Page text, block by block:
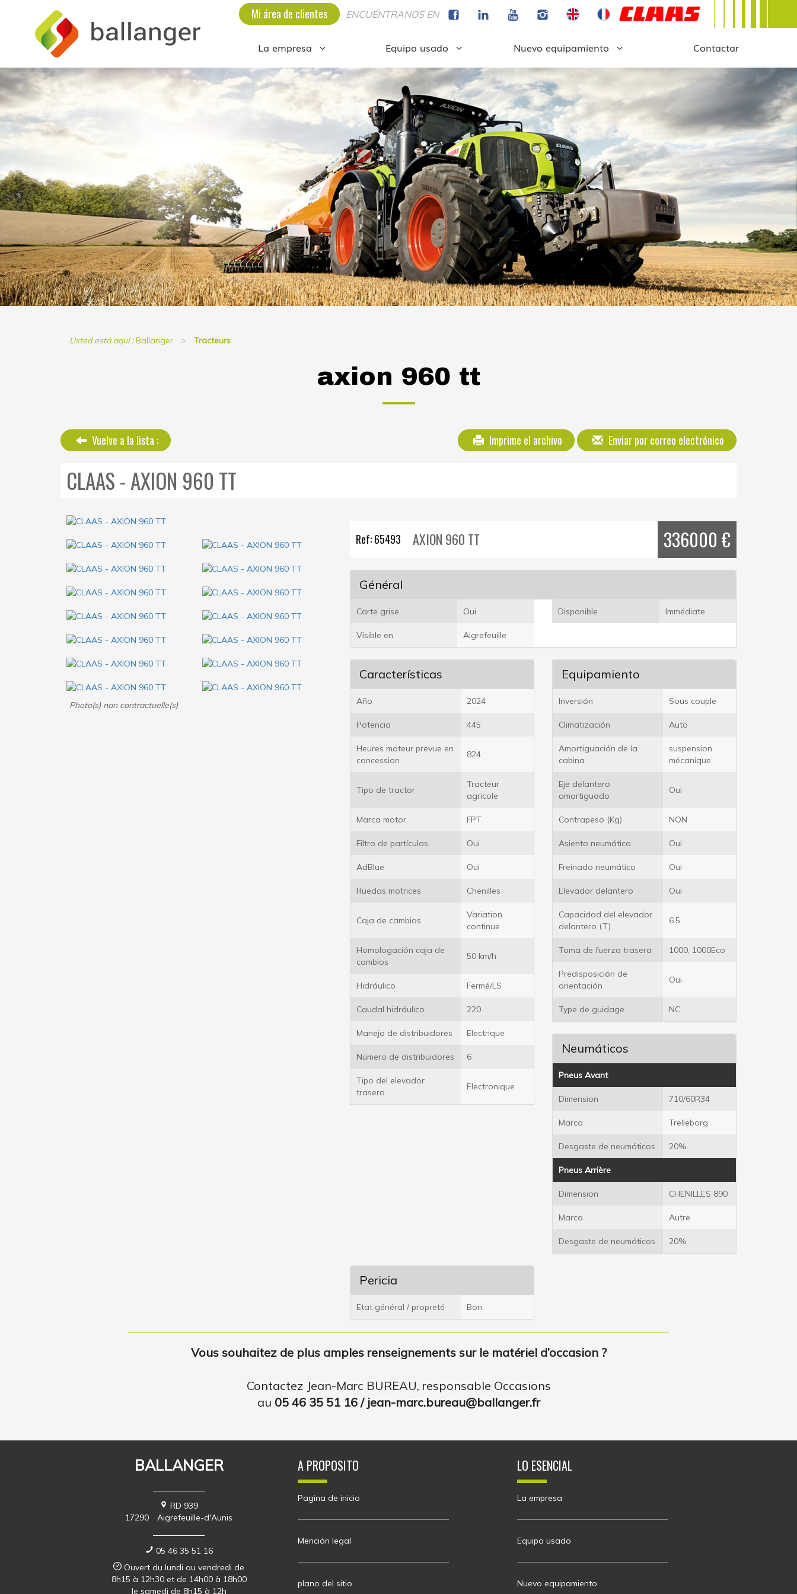
Mi área de clientes ENCUÉNTRANOS EN
La empresa Equipo usado Nuevo equipamiento Contactar
Usted está aquí :Ballanger Tracteurs
axion 960 tt
Vuelve a la lista : Imprime el archivo Enviar por correo electrónico
CLAAS - AXION 960 TT
Photo(s) non contractuelle(s)
Ref: 65493 AXION 960 TT 336000 €
Général
Carte grise Oui Disponible Immédiate
Visible en Aigrefeuille
Características
Año 2024
Potencia 445
Heures moteur prevue en
concession
824
Tipo de tractor
Tracteur
agricole
Marca motor FPT
Filtro de partículas Oui
AdBlue Oui
Ruedas motrices Chenilles
Caja de cambios
Variation
continue
Homologación caja de
cambios
50 km/h
Hidráulico Fermé/LS
Caudal hidráulico 220
Manejo de distribuidores Electrique
Número de distribuidores 6
Tipo del elevador
trasero
Electronique
Equipamiento
Inversión Sous couple
Climatización Auto
Amortiguación de la
cabina
suspension
mécanique
Eje delantero
amortiguado
Oui
Contrapeso (Kg) NON
Asiento neumático Oui
Freinado neumático Oui
Elevador delantero Oui
Capacidad del elevador
delantero (T)
6.5
Toma de fuerza trasera 1000, 1000Eco
Predisposición de
orientación
Oui
Type de guidage NC
Neumáticos
Pneus Avant
Dimension 710/60R34
Marca Trelleborg
Desgaste de neumáticos 20%
Pneus Arrière
Dimension CHENILLES 890
Marca Autre
Desgaste de neumáticos 20%
Pericia
Etat général / propreté Bon
Vous souhaitez de plus amples renseignements sur le matériel d’occasion ?
Contactez Jean-Marc BUREAU, responsable Occasions
au 05 46 35 51 16 / jean-marc.bureau@ballanger.fr
BALLANGER
RD 939
17290
Aigrefeuille-d'Aunis
05 46 35 51 16
Ouvert du lundi au vendredi de
8h15 à 12h30 et de 14h00 à 18h00
le samedi de 8h15 à 12h
A PROPOSITO
Pagina de inicio
Mención legal
plano del sitio
LO ESENCIAL
La empresa
Equipo usado
Nuevo equipamiento